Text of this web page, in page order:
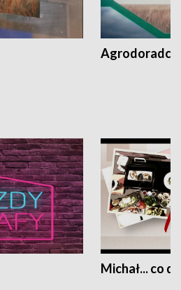
Agrodoradcy
Michał... co